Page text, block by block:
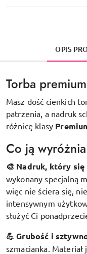
OPIS
Torba
Masz dość cienkich
patrzenia, a nadruk
różnicę klasy
Co ją
🎨 Nadruk, który się
wykonany specjalną
więc nie ściera się,
intensywnym
służyć Ci
💪 Grubość i
szmacianka.